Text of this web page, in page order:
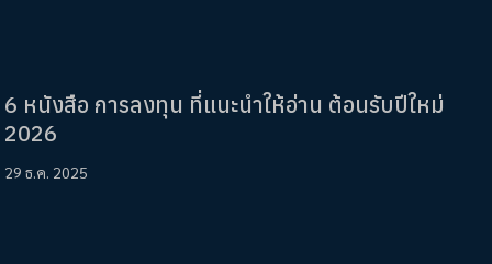
6 หนังสือ การลงทุน ที่แนะนำให้อ่าน ต้อนรับปีใหม่
2026
29 ธ.ค. 2025